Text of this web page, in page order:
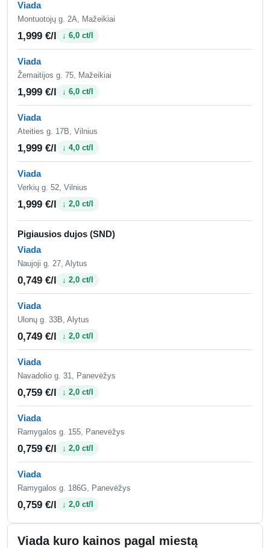
Viada
Montuotojų g. 2A, Mažeikiai
1,999 €/l ↓ 6,0 ct/l
Viada
Žemaitijos g. 75, Mažeikiai
1,999 €/l ↓ 6,0 ct/l
Viada
Ateities g. 17B, Vilnius
1,999 €/l ↓ 4,0 ct/l
Viada
Verkių g. 52, Vilnius
1,999 €/l ↓ 2,0 ct/l
Pigiausios dujos (SND)
Viada
Naujoji g. 27, Alytus
0,749 €/l ↓ 2,0 ct/l
Viada
Ulonų g. 33B, Alytus
0,749 €/l ↓ 2,0 ct/l
Viada
Navadolio g. 31, Panevėžys
0,759 €/l ↓ 2,0 ct/l
Viada
Ramygalos g. 155, Panevėžys
0,759 €/l ↓ 2,0 ct/l
Viada
Ramygalos g. 186G, Panevėžys
0,759 €/l ↓ 2,0 ct/l
Viada kuro kainos pagal miestą